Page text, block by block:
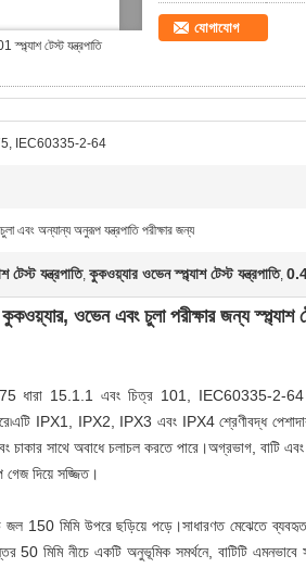
টেস্ট যন্ত্রপাতি
যোগাযোগ
IEC60335-2-64
এবং অন্যান্য অনুরূপ যন্ত্রপাতি পরীক্ষার জন্য
টেস্ট যন্ত্রপাতি, কুকওয়্যার ওভেন স্প্ল্যাশ টেস্ট যন্ত্রপাতি,
ওভেন এবং চুলা পরীক্ষার জন্য স্প্ল্যাশ
2-75 ধারা 15.1.1 এবং চিত্র 101, IEC60335-
IPX1, IPX2, IPX3 এবং IPX4 শ্রেণীবদ্ধ পেশাদার
চাকার সাথে অবাধে চলাচল করতে পারে।অগ্রভাগ, বাটি
গেজ দিয়ে সজ্জিত।
জল 150 মিমি উপরে ছড়িয়ে পড়ে।সাধারণত মেঝেতে
50 মিমি নীচে একটি অনুভূমিক সমর্থনে, বাটিটি